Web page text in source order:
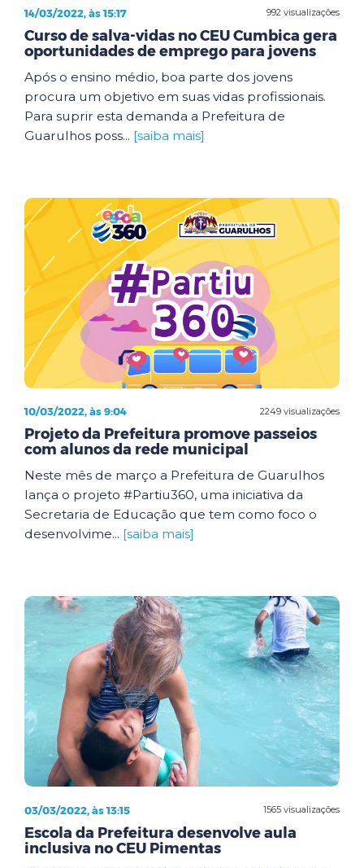
992 visualizações
14/03/2022, às 15:17
Curso de salva-vidas no CEU Cumbica gera
oportunidades de emprego para jovens
Após o ensino médio, boa parte dos jovens
procura um objetivo em suas vidas profissionais.
Para suprir esta demanda a Prefeitura de
Guarulhos poss... [saiba mais]
2249 visualizações
10/03/2022, às 9:04
Projeto da Prefeitura promove passeios
com alunos da rede municipal
Neste mês de março a Prefeitura de Guarulhos
lança o projeto #Partiu360, uma iniciativa da
Secretaria de Educação que tem como foco o
desenvolvime... [saiba mais]
1565 visualizações
03/03/2022, às 13:15
Escola da Prefeitura desenvolve aula
inclusiva no CEU Pimentas